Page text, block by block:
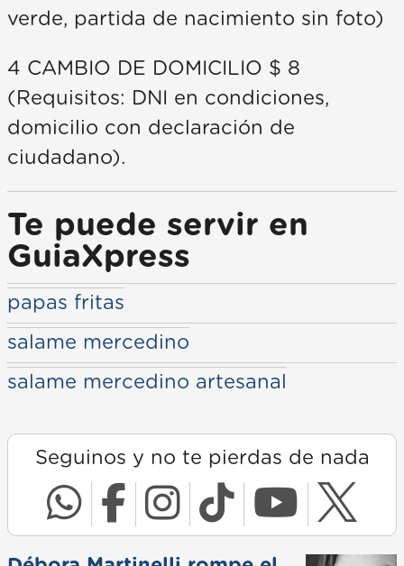
verde, partida de nacimiento sin foto)
4 CAMBIO DE DOMICILIO $ 8
(Requisitos: DNI en condiciones,
domicilio con declaración de
ciudadano).
Te puede servir en
GuiaXpress
papas fritas
salame mercedino
salame mercedino artesanal
Seguinos y no te pierdas de nada